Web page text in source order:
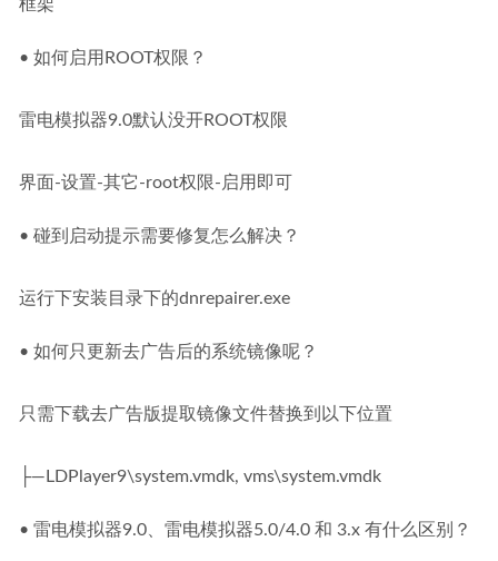
框架
• 如何启用ROOT权限？
雷电模拟器9.0默认没开ROOT权限
界面-设置-其它-root权限-启用即可
• 碰到启动提示需要修复怎么解决？
运行下安装目录下的dnrepairer.exe
• 如何只更新去广告后的系统镜像呢？
只需下载去广告版提取镜像文件替换到以下位置
├—LDPlayer9\system.vmdk, vms\system.vmdk
• 雷电模拟器9.0、雷电模拟器5.0/4.0 和 3.x 有什么区别？